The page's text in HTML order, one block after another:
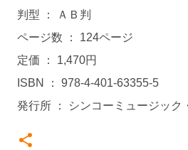
判型 ： ＡＢ判
ページ数 ： 124ページ
定価 ： 1,470円
ISBN ： 978-4-401-63355-5
発行所 ： シンコーミュージック